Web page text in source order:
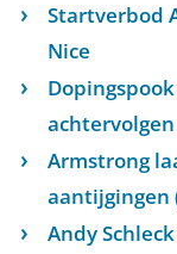
Startverbod
Nice
achtervolgen
Armstrong
aantijgingen
Andy